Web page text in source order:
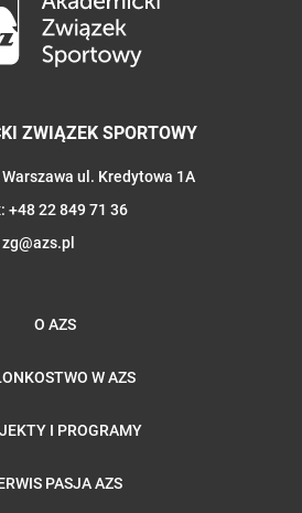
ZWIĄZEK SPORTOWY
ul. Kredytowa 1A
+48 22 849 71 36
zg@azs.pl
O AZS
W AZS
I PROGRAMY
PASJA AZS